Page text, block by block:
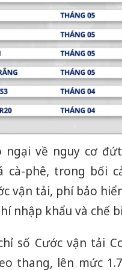
ngại về nguy cơ
cà-phê, trong bối
vận tải, phí bảo
nhập khẩu và chế
số Cước vận tải
thang, lên mức